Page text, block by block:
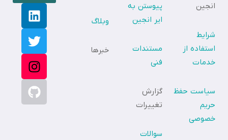
انجین
شرایط
استفاده از
خدمات
سیاست حفظ
حریم
خصوصی
پیوستن به
ایر انجین
مستندات
فنی
گزارش
تغییرات
سوالات
وبلاگ
خبرها